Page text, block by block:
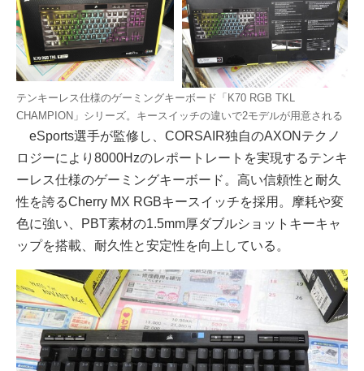
テンキーレス仕様のゲーミングキーボード「K70 RGB TKL
CHAMPION」シリーズ。キースイッチの違いで2モデルが用意される
eSports選手が監修し、CORSAIR独自のAXONテクノ
ロジーにより8000Hzのレポートレートを実現するテンキ
ーレス仕様のゲーミングキーボード。高い信頼性と耐久
性を誇るCherry MX RGBキースイッチを採用。摩耗や変
色に強い、PBT素材の1.5mm厚ダブルショットキーキャ
ップを搭載、耐久性と安定性を向上している。